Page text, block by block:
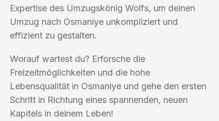
Expertise des Umzugskönig Wolfs, um deinen
Umzug nach Osmaniye unkompliziert und
effizient zu gestalten.
Worauf wartest du? Erforsche die
Freizeitmöglichkeiten und die hohe
Lebensqualität in Osmaniye und gehe den ersten
Schritt in Richtung eines spannenden, neuen
Kapitels in deinem Leben!